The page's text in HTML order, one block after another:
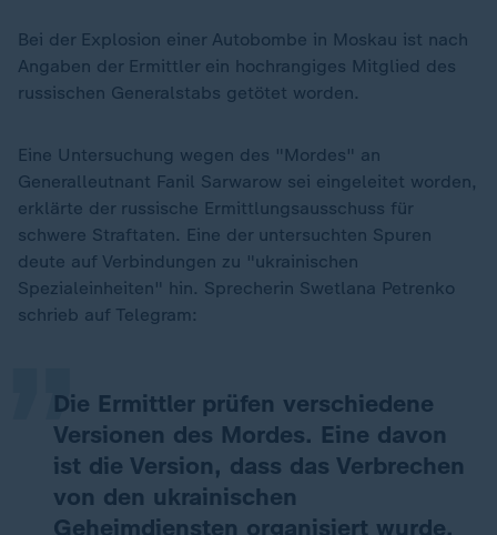
Bei der Explosion einer Autobombe in Moskau ist nach
Angaben der Ermittler ein hochrangiges Mitglied des
russischen Generalstabs getötet worden.
Eine Untersuchung wegen des "Mordes" an
Generalleutnant Fanil Sarwarow sei eingeleitet worden,
erklärte der russische Ermittlungsausschuss für
schwere Straftaten. Eine der untersuchten Spuren
deute auf Verbindungen zu "ukrainischen
Spezialeinheiten" hin. Sprecherin Swetlana Petrenko
schrieb auf Telegram:
Die Ermittler prüfen verschiedene
Versionen des Mordes. Eine davon
ist die Version, dass das Verbrechen
von den ukrainischen
Geheimdiensten organisiert wurde.
„